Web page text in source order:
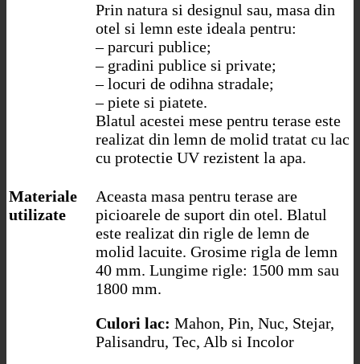
Prin natura si designul sau, masa din
otel si lemn este ideala pentru:
– parcuri publice;
– gradini publice si private;
– locuri de odihna stradale;
– piete si piatete.
Blatul acestei mese pentru terase este
realizat din lemn de molid tratat cu lac
cu protectie UV rezistent la apa.
Materiale
utilizate
Aceasta masa pentru terase are
picioarele de suport din otel. Blatul
este realizat din rigle de lemn de
molid lacuite. Grosime rigla de lemn
40 mm. Lungime rigle: 1500 mm sau
1800 mm.
Culori lac: Mahon, Pin, Nuc, Stejar,
Palisandru, Tec, Alb si Incolor